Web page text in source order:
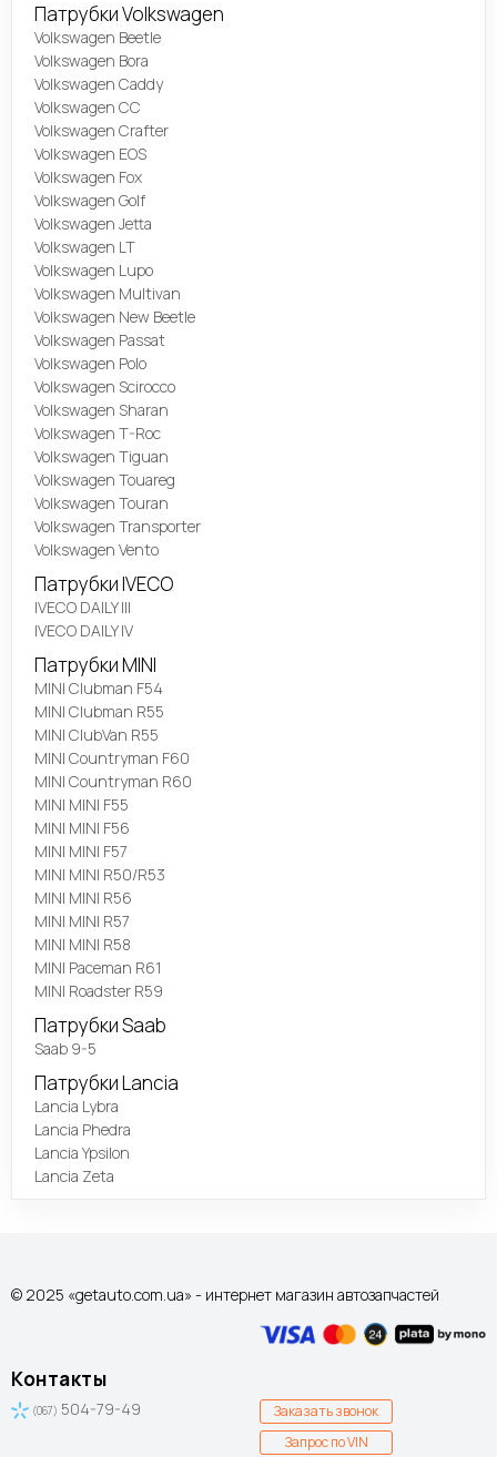
Патрубки Volkswagen
Volkswagen Beetle
Volkswagen Bora
Volkswagen Caddy
Volkswagen CC
Volkswagen Crafter
Volkswagen EOS
Volkswagen Fox
Volkswagen Golf
Volkswagen Jetta
Volkswagen LT
Volkswagen Lupo
Volkswagen Multivan
Volkswagen New Beetle
Volkswagen Passat
Volkswagen Polo
Volkswagen Scirocco
Volkswagen Sharan
Volkswagen T-Roc
Volkswagen Tiguan
Volkswagen Touareg
Volkswagen Touran
Volkswagen Transporter
Volkswagen Vento
Патрубки IVECO
IVECO DAILY III
IVECO DAILY IV
Патрубки MINI
MINI Clubman F54
MINI Clubman R55
MINI ClubVan R55
MINI Countryman F60
MINI Countryman R60
MINI MINI F55
MINI MINI F56
MINI MINI F57
MINI MINI R50/R53
MINI MINI R56
MINI MINI R57
MINI MINI R58
MINI Paceman R61
MINI Roadster R59
Патрубки Saab
Saab 9-5
Патрубки Lancia
Lancia Lybra
Lancia Phedra
Lancia Ypsilon
Lancia Zeta
© 2025 «getauto.com.ua» - интернет магазин автозапчастей
Контакты
(067) 504-79-49
Заказать звонок
Запрос по VIN